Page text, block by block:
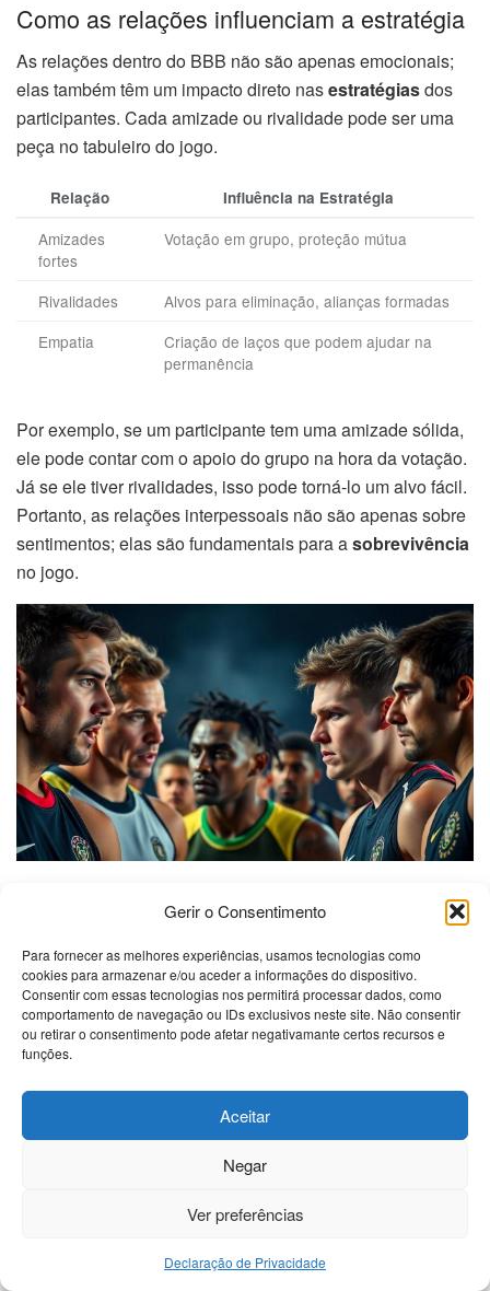
Gerir o Consentimento
Para fornecer as melhores experiências, usamos tecnologias como
cookies para armazenar e/ou aceder a informações do dispositivo.
Consentir com essas tecnologias nos permitirá processar dados, como
comportamento de navegação ou IDs exclusivos neste site. Não consentir
ou retirar o consentimento pode afetar negativamante certos recursos e
funções.
Aceitar
Negar
Ver preferências
Declaração de Privacidade
Como as relações influenciam a estratégia
As relações dentro do BBB não são apenas emocionais;
elas também têm um impacto direto nasestratégiasdos
participantes. Cada amizade ou rivalidade pode ser uma
peça no tabuleiro do jogo.
Relação Influência na Estratégia
Amizades
fortes
Votação em grupo, proteção mútua
Rivalidades
Alvos para eliminação, alianças formadas
Empatia
Criação de laços que podem ajudar na
permanência
Por exemplo, se um participante tem uma amizade sólida,
ele pode contar com o apoio do grupo na hora da votação.
Já se ele tiver rivalidades, isso pode torná-lo um alvo fácil.
Portanto, as relações interpessoais não são apenas sobre
sentimentos; elas são fundamentais para asobrevivência
no jogo.
Análise emocional dos
competidores
O que as emoções revelam sobre os
jogadores
livro aberto. Elas mostram o que está acontecendo dentro
de cada um deles. Quando um jogador fica feliz, é fácil ver.
Um sorriso largo e risadas contagiosas revelam que ele
aparece, a expressão facial muda. Olhos marejados e um